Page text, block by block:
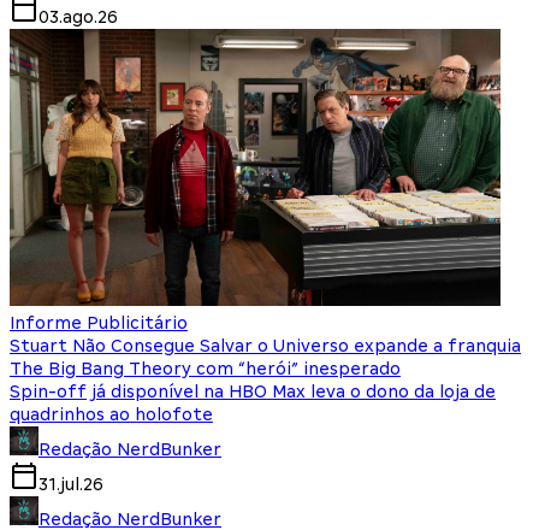
03.ago.26
Informe Publicitário
Stuart Não Consegue Salvar o Universo expande a franquia
The Big Bang Theory com “herói” inesperado
Spin-off já disponível na HBO Max leva o dono da loja de
quadrinhos ao holofote
Redação NerdBunker
31.jul.26
Redação NerdBunker